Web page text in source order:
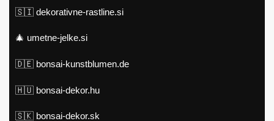
🇸🇮 dekorativne-rastline.si
🎄 umetne-jelke.si
🇩🇪 bonsai-kunstblumen.de
🇭🇺 bonsai-dekor.hu
🇸🇰 bonsai-dekor.sk